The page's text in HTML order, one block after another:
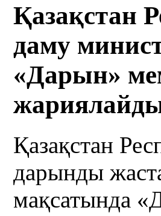
Қазақстан
даму
«Дарын»
Қазақстан
дарынды
мақсатында